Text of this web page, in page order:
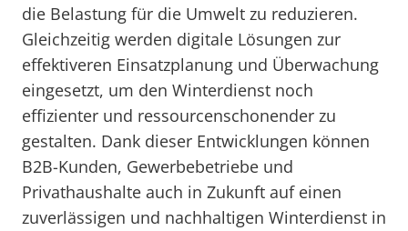
die Belastung für die Umwelt zu reduzieren.
Gleichzeitig werden digitale Lösungen zur
effektiveren Einsatzplanung und Überwachung
eingesetzt, um den Winterdienst noch
effizienter und ressourcenschonender zu
gestalten. Dank dieser Entwicklungen können
B2B-Kunden, Gewerbebetriebe und
Privathaushalte auch in Zukunft auf einen
zuverlässigen und nachhaltigen Winterdienst in